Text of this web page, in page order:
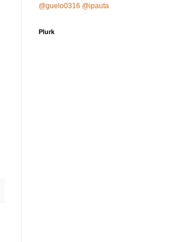
@guelo0316 @ipauta
Plurk